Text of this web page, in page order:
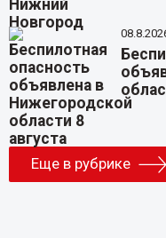
Еще в рубрике